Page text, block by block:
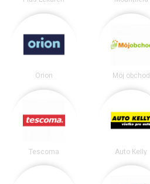
Orion Môj obchod
Tescoma Auto Kelly